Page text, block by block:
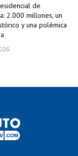
de
2.000 millones, un
y una polémica